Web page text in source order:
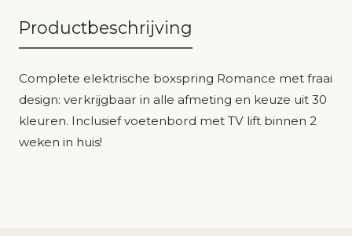
Productbeschrijving
Complete elektrische boxspring Romance met fraai
design: verkrijgbaar in alle afmeting en keuze uit 30
kleuren. Inclusief voetenbord met TV lift binnen 2
weken in huis!